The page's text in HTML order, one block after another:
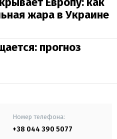
жара в Украине
прогноз
Номер телефона:
+38 044 390 5077